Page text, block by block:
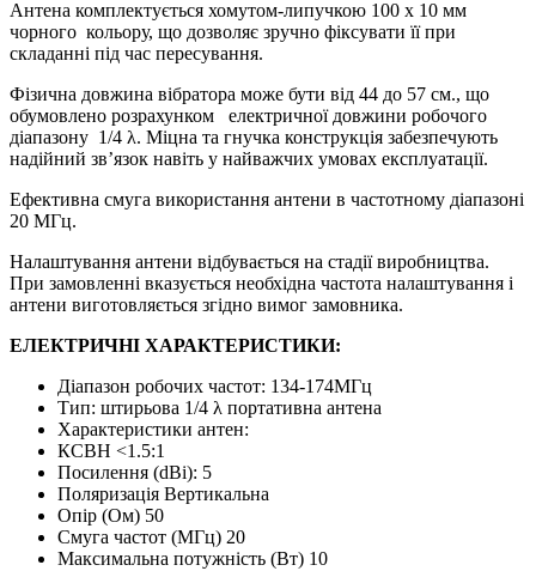
Антена комплектується хомутом-липучкою 100 x 10 мм
чорного кольору, що дозволяє зручно фіксувати її при
складанні під час пересування.
Фізична довжина вібратора може бути від 44 до 57 см., що
обумовлено ​​розрахунком електричної довжини робочого
діапазону 1/4 λ. Міцна та гнучка конструкція забезпечують
надійний зв’язок навіть у найважчих умовах експлуатації.
Ефективна смуга використання антени в частотному діапазоні
20 МГц.
Налаштування антени відбувається на стадії виробництва.
При замовленні вказується необхідна частота налаштування і
антени виготовляється згідно вимог замовника.
ЕЛЕКТРИЧНІ ХАРАКТЕРИСТИКИ:
Діапазон робочих частот: 134-174МГц
Тип: штирьова 1/4 λ портативна антена
Характеристики антен:
КСВН <1.5:1
Посилення (dBі): 5
Поляризація Вертикальна
Опір (Ом) 50
Смуга частот (МГц) 20
Максимальна потужність (Вт) 10